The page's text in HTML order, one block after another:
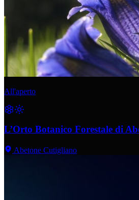
All'aperto
L’Orto Botanico Forestale di
Abetone Cutigliano